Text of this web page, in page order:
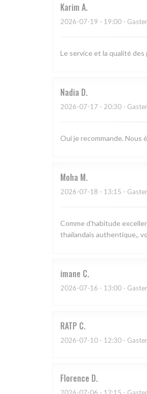
Karim A
2026-07-19 - 19:00 -
Le service et la qualité des
Nadia D
2026-07-17 - 20:30 -
Oui je recommande. Nous
Moha M
2026-07-18 - 13:15 -
Comme d’habitude
thaïlandais authentique,,
imane C
2026-07-16 - 13:00 -
RATP C
2026-07-10 - 12:30 -
Florence D
2026-07-06 - 12:15 -